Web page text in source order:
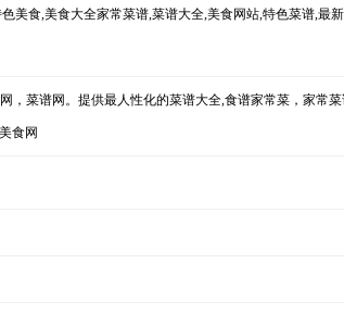
美食,美食大全家常菜谱,菜谱大全,美食网站,特色菜谱,最
，菜谱网。提供最人性化的菜谱大全,食谱家常菜，家常
食网